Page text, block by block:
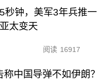
秒钟，美军3年兵推一
太变天
阅读 16917
中国导弹不如伊朗？